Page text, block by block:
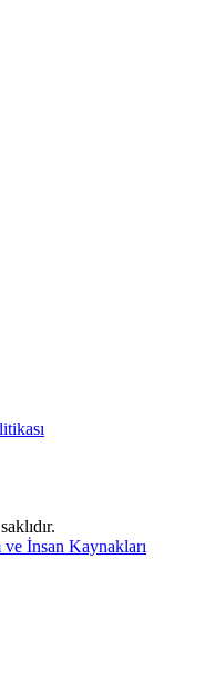
ve İnsan Kaynakları